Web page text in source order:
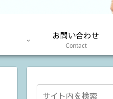
お問い合わせ
Contact